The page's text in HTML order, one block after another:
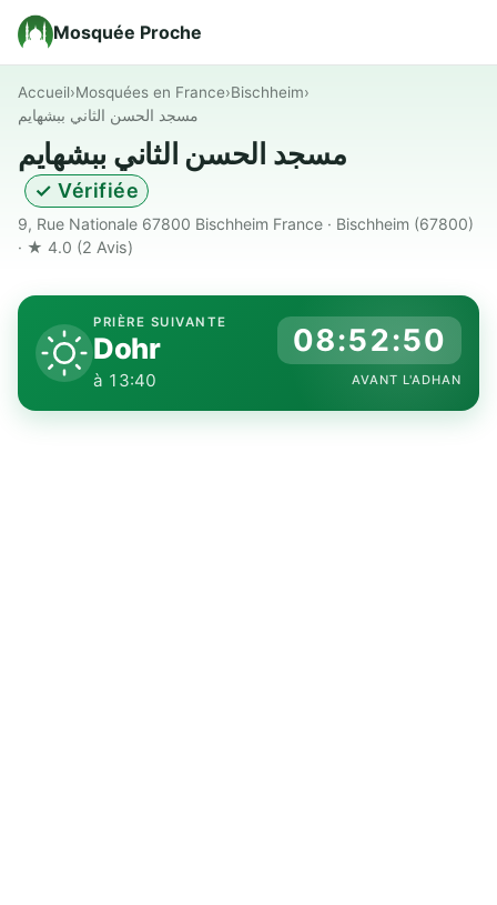
Mosquée Proche
Accueil›Mosquées en France›Bischheim›
مسجد الحسن الثاني ببشهايم
مسجد الحسن الثاني ببشهايم
✓ Vérifiée
9, Rue Nationale 67800 Bischheim France · Bischheim (67800)
· ★ 4.0 (2 Avis)
PRIÈRE SUIVANTE
Dohr
à 13:40
08:52:49
AVANT L'ADHAN